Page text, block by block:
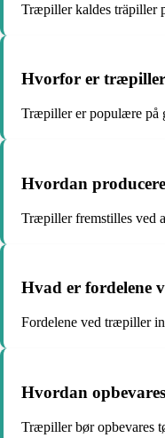
Træpiller kaldes träpiller
Hvorfor er
Træpiller er populære på
Hvordan
Træpiller fremstilles ved
Hvad er fordelene
Fordelene ved træpiller
Hvordan
Træpiller bør opbevares